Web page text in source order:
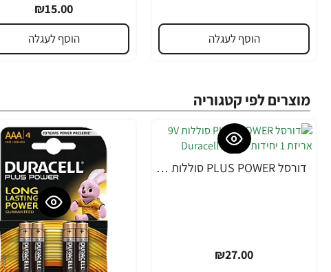
הוסף לעגלה
₪15.00
הוסף לעגלה
מוצרים לפי קטגוריה
דורסל PLUS POWER סוללות 9V אריזת 1 יחידות - מבית Duracell
₪27.00